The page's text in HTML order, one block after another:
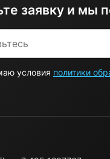
заявку и мы
условия политики